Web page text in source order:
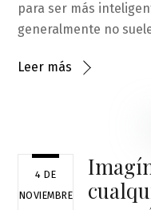
para ser más
generalmente no
Leer más
4 DE
NOVIEMBRE